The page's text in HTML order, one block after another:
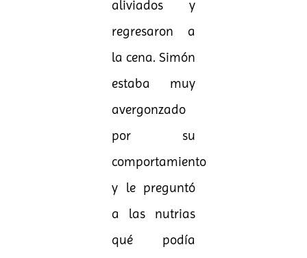
aliviados y
regresaron a
la cena. Simón
estaba muy
avergonzado
por su
comportamiento
y le preguntó
a las nutrias
qué podía